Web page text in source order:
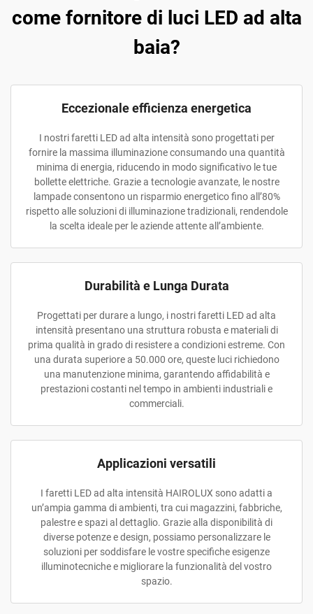
come fornitore di luci LED ad alta
baia?
Eccezionale efficienza energetica
I nostri faretti LED ad alta intensità sono progettati per
fornire la massima illuminazione consumando una quantità
minima di energia, riducendo in modo significativo le tue
bollette elettriche. Grazie a tecnologie avanzate, le nostre
lampade consentono un risparmio energetico fino all’80%
rispetto alle soluzioni di illuminazione tradizionali, rendendole
la scelta ideale per le aziende attente all’ambiente.
Durabilità e Lunga Durata
Progettati per durare a lungo, i nostri faretti LED ad alta
intensità presentano una struttura robusta e materiali di
prima qualità in grado di resistere a condizioni estreme. Con
una durata superiore a 50.000 ore, queste luci richiedono
una manutenzione minima, garantendo affidabilità e
prestazioni costanti nel tempo in ambienti industriali e
commerciali.
Applicazioni versatili
I faretti LED ad alta intensità HAIROLUX sono adatti a
un’ampia gamma di ambienti, tra cui magazzini, fabbriche,
palestre e spazi al dettaglio. Grazie alla disponibilità di
diverse potenze e design, possiamo personalizzare le
soluzioni per soddisfare le vostre specifiche esigenze
illuminotecniche e migliorare la funzionalità del vostro
spazio.